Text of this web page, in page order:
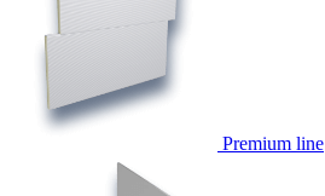
Premium line